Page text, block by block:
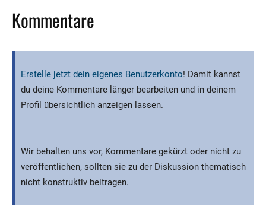
Kommentare
Erstelle jetzt dein eigenes Benutzerkonto! Damit kannst
du deine Kommentare länger bearbeiten und in deinem
Profil übersichtlich anzeigen lassen.
Wir behalten uns vor, Kommentare gekürzt oder nicht zu
veröffentlichen, sollten sie zu der Diskussion thematisch
nicht konstruktiv beitragen.